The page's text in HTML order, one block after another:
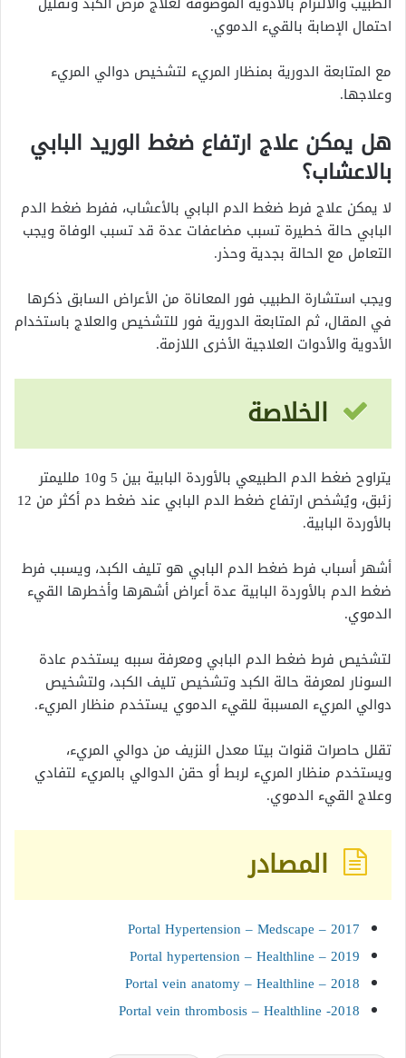
احتمال الإصابة بالقيء الدموي.
مع المتابعة الدورية بمنظار المريء لتشخيص دوالي المريء
وعلاجها.
هل يمكن علاج ارتفاع ضغط الوريد البابي
بالاعشاب؟
لا يمكن علاج فرط ضغط الدم البابي بالأعشاب، ففرط ضغط الدم
البابي حالة خطيرة تسبب مضاعفات عدة قد تسبب الوفاة ويجب
التعامل مع الحالة بجدية وحذر.
ويجب استشارة الطبيب فور المعاناة من الأعراض السابق ذكرها
في المقال، ثم المتابعة الدورية فور للتشخيص والعلاج باستخدام
الأدوية والأدوات العلاجية الأخرى اللازمة.
الخلاصة
يتراوح ضغط الدم الطبيعي بالأوردة البابية بين 5 و10 ملليمتر
زئبق، ويُشخص ارتفاع ضغط الدم البابي عند ضغط دم أكثر من 12
بالأوردة البابية.
أشهر أسباب فرط ضغط الدم البابي هو تليف الكبد، ويسبب فرط
ضغط الدم بالأوردة البابية عدة أعراض أشهرها وأخطرها القيء
الدموي.
لتشخيص فرط ضغط الدم البابي ومعرفة سببه يستخدم عادة
السونار لمعرفة حالة الكبد وتشخيص تليف الكبد، ولتشخيص
دوالي المريء المسببة للقيء الدموي يستخدم منظار المريء.
تقلل حاصرات قنوات بيتا معدل النزيف من دوالي المريء،
ويستخدم منظار المريء لربط أو حقن الدوالي بالمريء لتفادي
وعلاج القيء الدموي.
المصادر
Portal Hypertension – Medscape – 2017
Portal hypertension – Healthline – 2019
Portal vein anatomy – Healthline – 2018
Portal vein thrombosis – Healthline -2018